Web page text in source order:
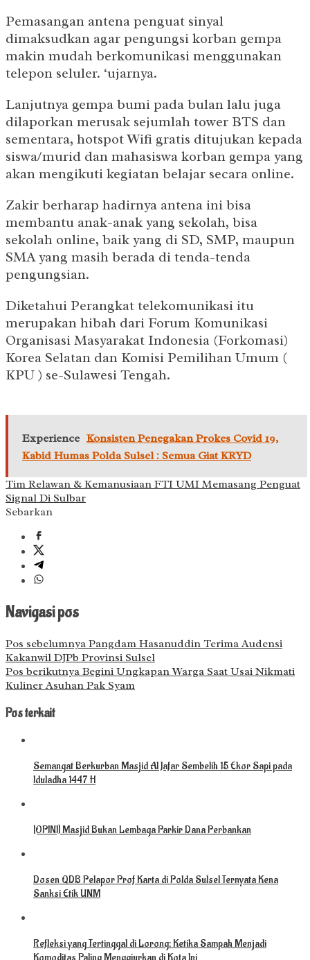
Pemasangan antena penguat sinyal
dimaksudkan agar pengungsi korban gempa
makin mudah berkomunikasi menggunakan
telepon seluler. ‘ujarnya.
Lanjutnya gempa bumi pada bulan lalu juga
dilaporkan merusak sejumlah tower BTS dan
sementara, hotspot Wifi gratis ditujukan kepada
siswa/murid dan mahasiswa korban gempa yang
akan mengikuti kegiatan belajar secara online.
Zakir berharap hadirnya antena ini bisa
membantu anak-anak yang sekolah, bisa
sekolah online, baik yang di SD, SMP, maupun
SMA yang masih berada di tenda-tenda
pengungsian.
Diketahui Perangkat telekomunikasi itu
merupakan hibah dari Forum Komunikasi
Organisasi Masyarakat Indonesia (Forkomasi)
Korea Selatan dan Komisi Pemilihan Umum (
KPU ) se-Sulawesi Tengah.
Experience Konsisten Penegakan Prokes Covid 19,
Kabid Humas Polda Sulsel : Semua Giat KRYD
Tim Relawan & Kemanusiaan FTI UMI Memasang Penguat
Signal Di Sulbar
Sebarkan
Navigasi pos
Pos sebelumnya Pangdam Hasanuddin Terima Audensi
Kakanwil DJPb Provinsi Sulsel
Pos berikutnya Begini Ungkapan Warga Saat Usai Nikmati
Kuliner Asuhan Pak Syam
Pos terkait
Semangat Berkurban Masjid Al Jafar Sembelih 15 Ekor Sapi pada
Iduladha 1447 H
[OPINI] Masjid Bukan Lembaga Parkir Dana Perbankan
Dosen QDB Pelapor Prof Karta di Polda Sulsel Ternyata Kena
Sanksi Etik UNM
Refleksi yang Tertinggal di Lorong: Ketika Sampah Menjadi